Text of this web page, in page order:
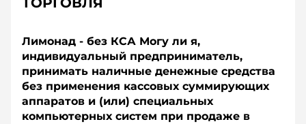
Лимонад - без КСА Могу ли я,
индивидуальный предприниматель,
принимать наличные денежные средства
без применения кассовых суммирующих
аппаратов и (или) специальных
компьютерных систем при продаже в